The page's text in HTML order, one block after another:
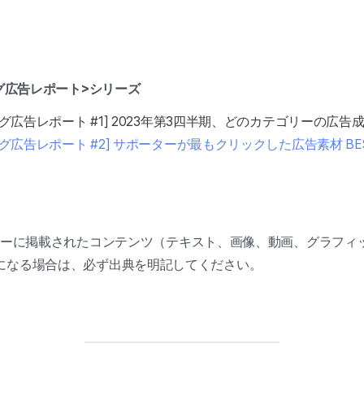
告レポート>シリーズ
広告レポート #1] 2023年第3四半期、どのカテゴリーの広告
広告レポート #2] サポーターが最もクリックした広告素材
に掲載されたコンテンツ（テキスト、画像、動画、グラフィ
る場合は、必ず出典を明記してください。